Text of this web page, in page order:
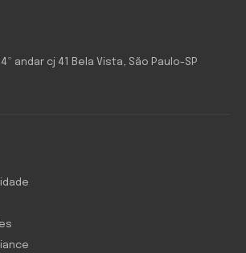
andar cj 41 Bela Vista, São Paulo-SP